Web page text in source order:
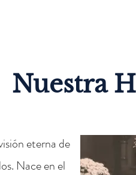
Nuestra
eterna de
Nace en el